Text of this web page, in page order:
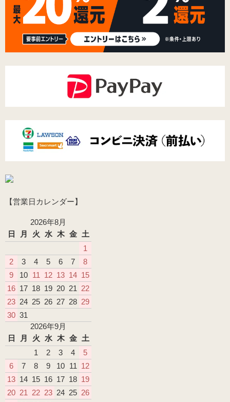
【営業日カレンダー】
2026年8月
日
月 火 水 木 金
土
1
2
3 4 5 6 7
8
9
10 11 12 13 14 15
16 17 18 19 20 21 22
23 24 25 26 27 28 29
30 31
2026年9月
日
月 火 水 木 金
土
1
2 3 4
5
6
7 8 9 10 11 12
13 14 15 16 17 18 19
20 21 22 23 24 25 26